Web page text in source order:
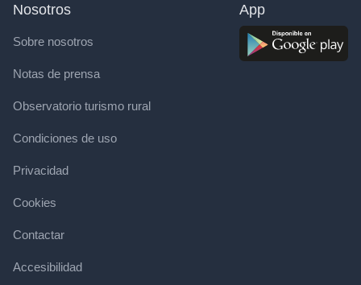
Nosotros
Sobre nosotros
Notas de prensa
Observatorio turismo rural
Condiciones de uso
Privacidad
Cookies
Contactar
Accesibilidad
App